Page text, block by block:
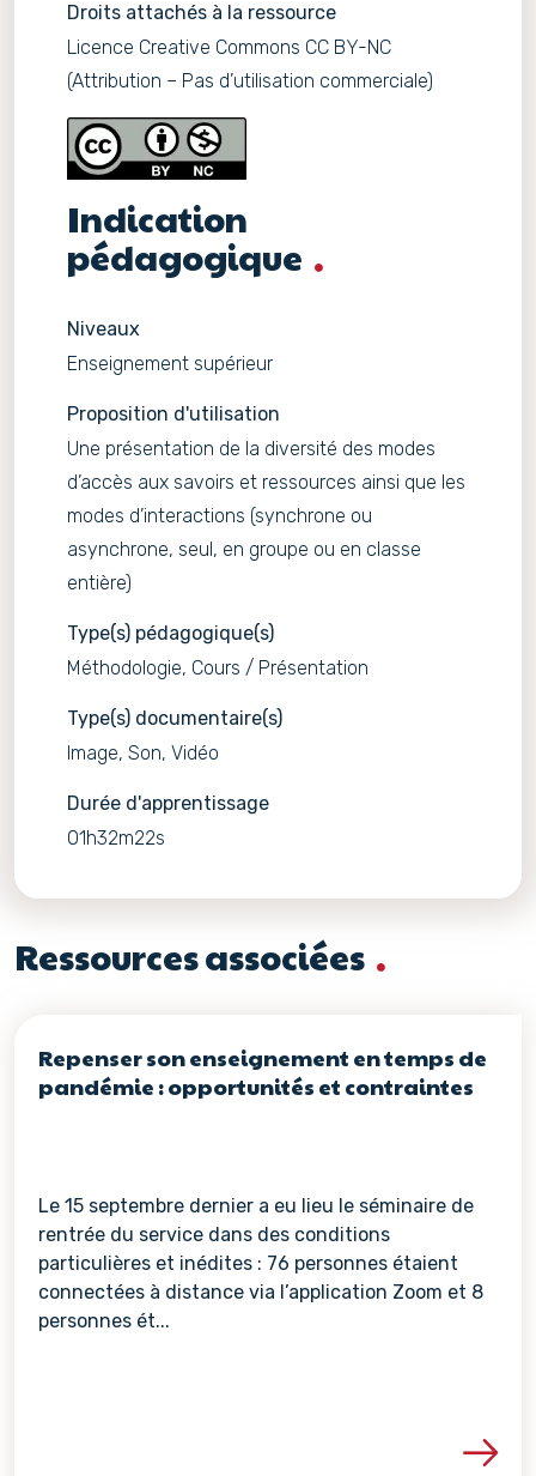
Droits attachés à la ressource
Licence Creative Commons CC BY-NC
(Attribution – Pas d’utilisation commerciale)
Indication
pédagogique
Niveaux
Enseignement supérieur
Proposition d'utilisation
Une présentation de la diversité des modes
d’accès aux savoirs et ressources ainsi que les
modes d’interactions (synchrone ou
asynchrone, seul, en groupe ou en classe
entière)
Type(s) pédagogique(s)
Méthodologie, Cours / Présentation
Type(s) documentaire(s)
Image, Son, Vidéo
Durée d'apprentissage
01h32m22s
Ressources associées
Repenser son enseignement en temps de
pandémie : opportunités et contraintes
Le 15 septembre dernier a eu lieu le séminaire de
rentrée du service dans des conditions
particulières et inédites : 76 personnes étaient
connectées à distance via l’application Zoom et 8
personnes ét...
Voir les détails de la